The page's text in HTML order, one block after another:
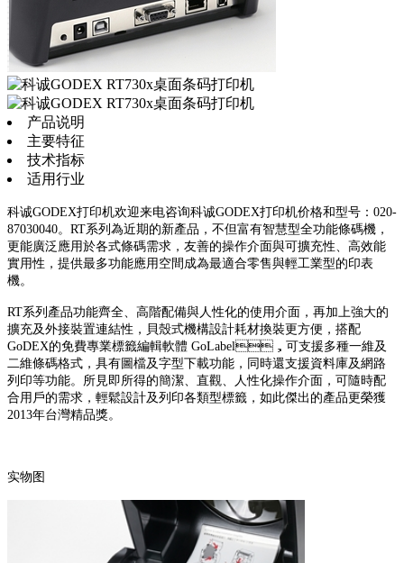
产品说明
主要特征
技术指标
适用行业
科诚GODEX打印机欢迎来电咨询科诚GODEX打印机价格和型号：020-
87030040。RT系列為近期的新產品，不但富有智慧型全功能條碼機，
更能廣泛應用於各式條碼需求，友善的操作介面與可擴充性、高效能
實用性，提供最多功能應用空間成為最適合零售與輕工業型的印表
機。
RT系列產品功能齊全、高階配備與人性化的使用介面，再加上強大的
擴充及外接裝置連結性，貝殼式機構設計耗材換裝更方便，搭配
GoDEX的免費專業標籤編輯軟體 GoLabel，可支援多種一維及
二維條碼格式，具有圖檔及字型下載功能，同時還支援資料庫及網路
列印等功能。所見即所得的簡潔、直觀、人性化操作介面，可隨時配
合用戶的需求，輕鬆設計及列印各類型標籤，如此傑出的產品更榮獲
2013年台灣精品獎。
实物图